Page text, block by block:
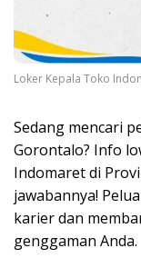
Loker Kepala Toko
Sedang mencari
Gorontalo? Info
Indomaret di
jawabannya!
karier dan
genggaman Anda.